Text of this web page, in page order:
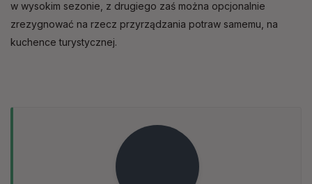
w wysokim sezonie, z drugiego zaś można opcjonalnie
zrezygnować na rzecz przyrządzania potraw samemu, na
kuchence turystycznej.